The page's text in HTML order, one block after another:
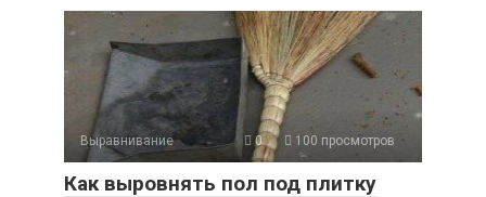
Выравнивание 0 100 просмотров
Как выровнять пол под плитку